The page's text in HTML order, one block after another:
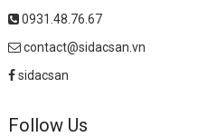
0931.48.76.67
contact@sidacsan.vn
sidacsan
Follow Us